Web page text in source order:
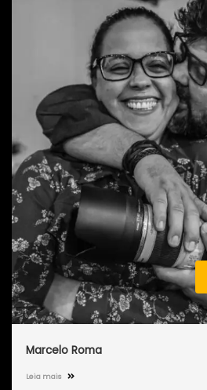
Marcelo Roma
Leia mais